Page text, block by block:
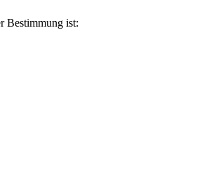
Bestimmung ist: